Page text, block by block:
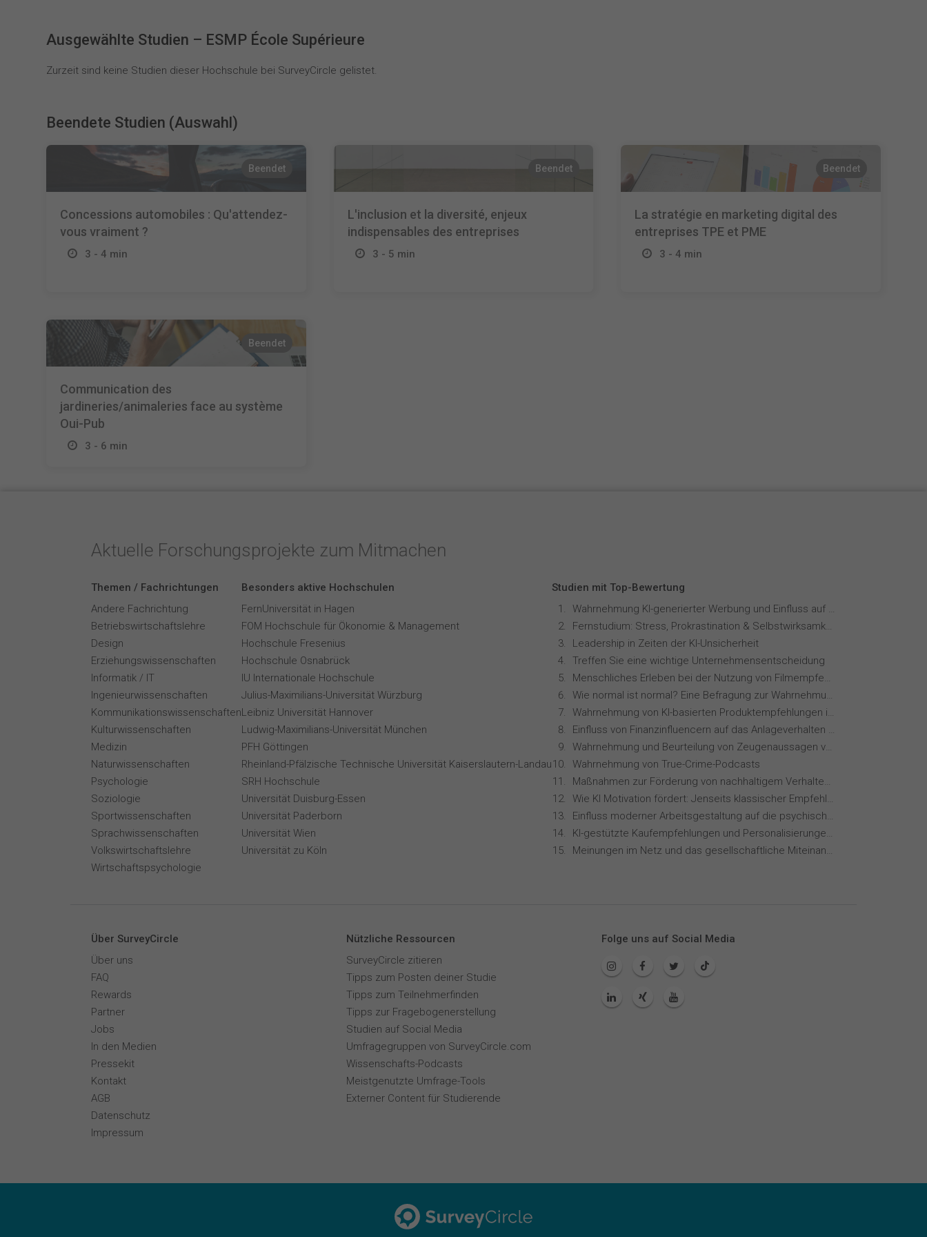
Ausgewählte Studien – ESMP École Supérieure
Zurzeit sind keine Studien dieser Hochschule bei SurveyCircle gelistet.
Beendete Studien (Auswahl)
Beendet
Concessions automobiles : Qu'attendez-
vous vraiment ?
3 - 4 min
Beendet
L'inclusion et la diversité, enjeux
indispensables des entreprises
3 - 5 min
Beendet
La stratégie en marketing digital des
entreprises TPE et PME
3 - 4 min
Beendet
Communication des
jardineries/animaleries face au système
Oui-Pub
3 - 6 min
Aktuelle Forschungsprojekte zum Mitmachen
Themen / Fachrichtungen
Andere Fachrichtung
Betriebswirtschaftslehre
Design
Erziehungswissenschaften
Informatik / IT
Ingenieurwissenschaften
Kommunikationswissenschaften
Kulturwissenschaften
Medizin
Naturwissenschaften
Psychologie
Soziologie
Sportwissenschaften
Sprachwissenschaften
Volkswirtschaftslehre
Wirtschaftspsychologie
Besonders aktive Hochschulen
FernUniversität in Hagen
FOM Hochschule für Ökonomie & Management
Hochschule Fresenius
Hochschule Osnabrück
IU Internationale Hochschule
Julius-Maximilians-Universität Würzburg
Leibniz Universität Hannover
Ludwig-Maximilians-Universität München
PFH Göttingen
Rheinland-Pfälzische Technische Universität Kaiserslautern-Landau
SRH Hochschule
Universität Duisburg-Essen
Universität Paderborn
Universität Wien
Universität zu Köln
Studien mit Top-Bewertung
Wahrnehmung KI-generierter Werbung und Einfluss auf Markenvertrauen
Fernstudium: Stress, Prokrastination & Selbstwirksamkeit
Leadership in Zeiten der KI-Unsicherheit
Treffen Sie eine wichtige Unternehmensentscheidung
Menschliches Erleben bei der Nutzung von Filmempfehlungssystemen
Wie normal ist normal? Eine Befragung zur Wahrnehmung von Essverhalten
Wahrnehmung von KI-basierten Produktempfehlungen in Mode-Online-Shops
Einfluss von Finanzinfluencern auf das Anlageverhalten der Gen Z⁠
Wahrnehmung und Beurteilung von Zeugenaussagen vor Gericht
Wahrnehmung von True-Crime-Podcasts
Maßnahmen zur Förderung von nachhaltigem Verhalten von Hotelgästen
Wie KI Motivation fördert: Jenseits klassischer Empfehlungssysteme
Einfluss moderner Arbeitsgestaltung auf die psychische Gesundheit
KI-gestützte Kaufempfehlungen und Personalisierungen im Online-Handel
Meinungen im Netz und das gesellschaftliche Miteinander
Über SurveyCircle
Über uns
FAQ
Rewards
Partner
Jobs
In den Medien
Pressekit
Kontakt
AGB
Datenschutz
Impressum
Nützliche Ressourcen
SurveyCircle zitieren
Tipps zum Posten deiner Studie
Tipps zum Teilnehmerfinden
Tipps zur Fragebogenerstellung
Studien auf Social Media
Umfragegruppen von SurveyCircle.com
Wissenschafts-Podcasts
Meistgenutzte Umfrage-Tools
Externer Content für Studierende
Folge uns auf Social Media